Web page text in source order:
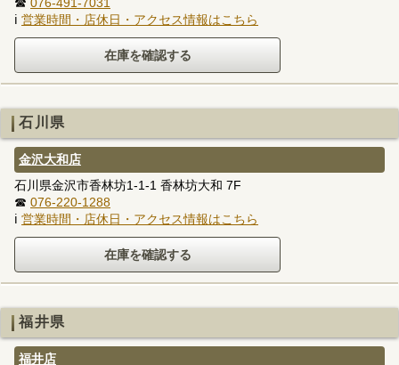
ℹ 営業時間・店休日・アクセス情報はこちら
石川県
金沢大和店
石川県金沢市香林坊1-1-1 香林坊大和 7F
☎ 076-220-1288
ℹ 営業時間・店休日・アクセス情報はこちら
福井県
福井店